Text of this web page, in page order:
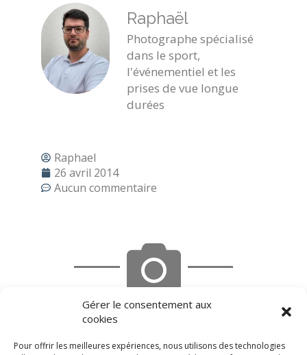
Gérer le consentement aux
cookies
Pour offrir les meilleures expériences, nous utilisons des technologies
Raphaël
Photographe spécialisé
dans le sport,
l'événementiel et les
prises de vue longue
durées
Raphael
26 avril 2014
Aucun commentaire
Vos photos :